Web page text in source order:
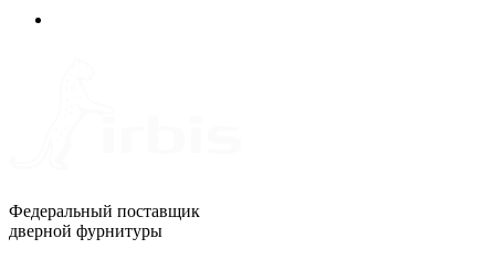
Федеральный поставщик
дверной фурнитуры